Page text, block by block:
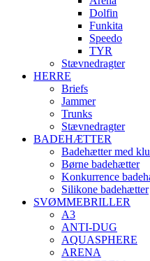
Dolfin
Funkita
Speedo
TYR
Stævnedragter
HERRE
Briefs
Jammer
Trunks
Stævnedragter
BADEHÆTTER
Badehætter med
Børne badehætter
Konkurrence
Silikone badehætter
SVØMMEBRILLER
A3
ANTI-DUG
AQUASPHERE
ARENA